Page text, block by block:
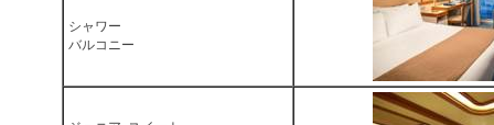
シャワー
バルコニー